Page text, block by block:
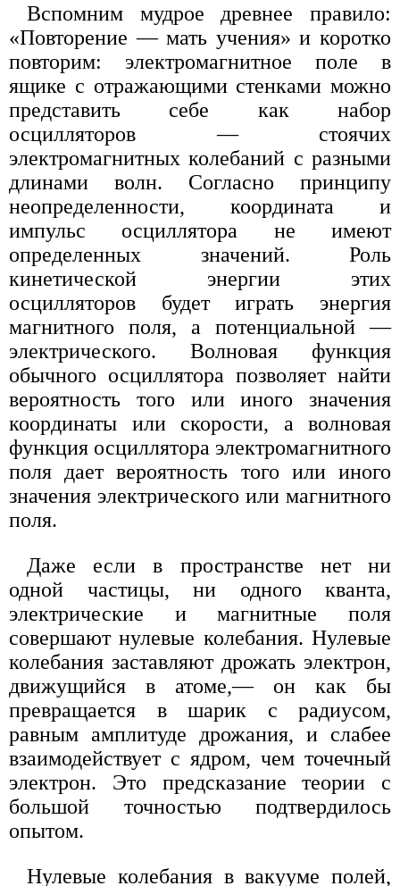
Вспомним мудрое древнее правило:
«Повторение — мать учения» и коротко
повторим: электромагнитное поле в
ящике с отражающими стенками можно
представить себе как набор
осцилляторов — стоячих
электромагнитных колебаний с разными
длинами волн. Согласно принципу
неопределенности, координата и
импульс осциллятора не имеют
определенных значений. Роль
кинетической энергии этих
осцилляторов будет играть энергия
магнитного поля, а потенциальной —
электрического. Волновая функция
обычного осциллятора позволяет найти
вероятность того или иного значения
координаты или скорости, а волновая
функция осциллятора электромагнитного
поля дает вероятность того или иного
значения электрического или магнитного
поля.
Даже если в пространстве нет ни
одной частицы, ни одного кванта,
электрические и магнитные поля
совершают нулевые колебания. Нулевые
колебания заставляют дрожать электрон,
движущийся в атоме,— он как бы
превращается в шарик с радиусом,
равным амплитуде дрожания, и слабее
взаимодействует с ядром, чем точечный
электрон. Это предсказание теории с
большой точностью подтвердилось
опытом.
Нулевые колебания в вакууме полей,